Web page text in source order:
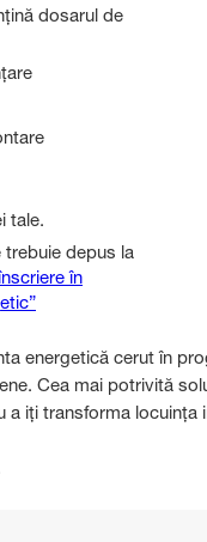
dosarul de
tale.
depus la
în
energetică cerut în
Cea mai potrivită
a iți transforma locuința